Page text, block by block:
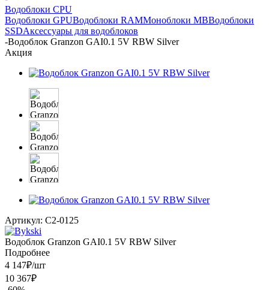
Водоблоки CPU
Водоблоки GPUВодоблоки RAMМоноблоки MBВодоблоки
SSDАксессуары для водоблоков
-Водоблок Granzon GAI0.1 5V RBW Silver
Акция
Артикул: C2-0125
Водоблок Granzon GAI0.1 5V RBW Silver
Подробнее
4 147₽/шт
10 367₽